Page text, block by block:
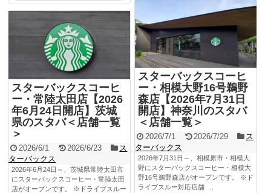
スターバックスコーヒ
ー・相模大野16号鵜野
森店【2026年7月31日
開店】神奈川のスタバ
＜店舗一覧＞
2026/7/1 2026/7/29
ス
ターバックス
2026年7月31日～、相模原市・相模大
野にスターバックスコーヒー・相模大
野16号鵜野森店がオープンです。 ※ド
ライブスルー対応店舗 ...
スターバックスコーヒ
ー・常陸太田店【2026
年6月24日開店】茨城
県のスタバ＜店舗一覧
＞
2026/6/1 2026/6/23
ス
ターバックス
2026年6月24日～、茨城県常陸太田市
にスターバックスコーヒー・常陸太田
店がオープンです。 ※ドライブスルー